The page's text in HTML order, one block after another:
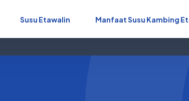
Susu Etawalin Manfaat Susu Kambing